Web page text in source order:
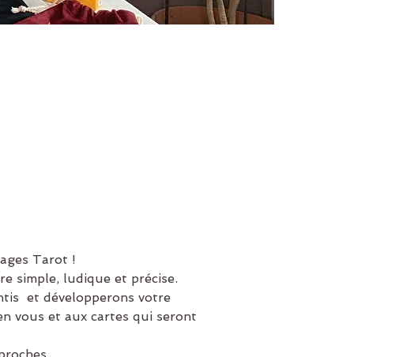
Tarot !
simple, ludique et précise.
et développerons votre
vous et aux cartes qui seront